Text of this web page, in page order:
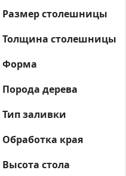
Размер столешницы
Толщина столешницы
Форма
Порода дерева
Тип заливки
Обработка края
Высота стола